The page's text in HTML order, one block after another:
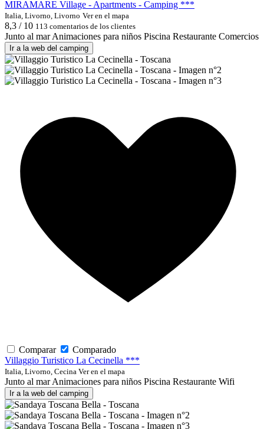
MIRAMARE Village - Apartments - Camping ***
Italia, Livorno, Livorno Ver en el mapa
8,3 / 10 113 comentarios de los clientes
Junto al marAnimaciones para niños Piscina Restaurante Comercios
Ir a la web del camping
Comparar
Comparado
Villaggio Turistico La Cecinella ***
Italia, Livorno, Cecina Ver en el mapa
Junto al marAnimaciones para niños Piscina Restaurante Wifi
Ir a la web del camping